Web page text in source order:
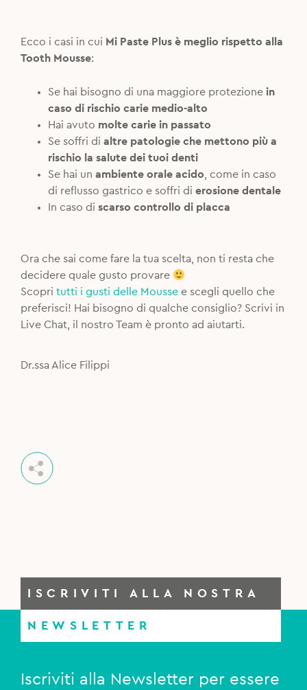
Ecco i casi in cui Mi Paste Plus è meglio rispetto alla
Tooth Mousse:
Se hai bisogno di una maggiore protezione in
caso di rischio carie medio-alto
Hai avuto molte carie in passato
Se soffri di altre patologie che mettono più a
rischio la salute dei tuoi denti
Se hai un ambiente orale acido, come in caso
di reflusso gastrico e soffri di erosione dentale
In caso di scarso controllo di placca
Ora che sai come fare la tua scelta, non ti resta che
decidere quale gusto provare
Scopri tutti i gusti delle Mousse e scegli quello che
preferisci! Hai bisogno di qualche consiglio? Scrivi in
Live Chat, il nostro Team è pronto ad aiutarti.
Dr.ssa Alice Filippi
ISCRIVITI ALLA NOSTRA
NEWSLETTER
Iscriviti alla Newsletter per essere